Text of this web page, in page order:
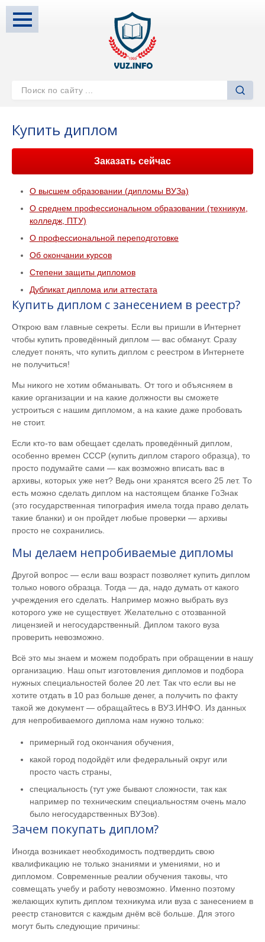
Купить диплом
Заказать сейчас
О высшем образовании (дипломы ВУЗа)
О среднем профессиональном образовании (техникум,
колледж, ПТУ)
О профессиональной переподготовке
Об окончании курсов
Степени защиты дипломов
Дубликат диплома или аттестата
Купить диплом с занесением в реестр?
Открою вам главные секреты. Если вы пришли в Интернет
чтобы купить проведённый диплом — вас обманут. Сразу
следует понять, что купить диплом с реестром в Интернете
не получиться!
Мы никого не хотим обманывать. От того и объясняем в
какие организации и на какие должности вы сможете
устроиться с нашим дипломом, а на какие даже пробовать
не стоит.
Если кто-то вам обещает сделать проведённый диплом,
особенно времен СССР (купить диплом старого образца), то
просто подумайте сами — как возможно вписать вас в
архивы, которых уже нет? Ведь они хранятся всего 25 лет. То
есть можно сделать диплом на настоящем бланке ГоЗнак
(это государственная типография имела тогда право делать
такие бланки) и он пройдет любые проверки — архивы
просто не сохранились.
Мы делаем непробиваемые дипломы
Другой вопрос — если ваш возраст позволяет купить диплом
только нового образца. Тогда — да, надо думать от какого
учреждения его сделать. Например можно выбрать вуз
которого уже не существует. Желательно с отозванной
лицензией и негосударственный. Диплом такого вуза
проверить невозможно.
Всё это мы знаем и можем подобрать при обращении в нашу
организацию. Наш опыт изготовления дипломов и подбора
нужных специальностей более 20 лет. Так что если вы не
хотите отдать в 10 раз больше денег, а получить по факту
такой же документ — обращайтесь в ВУЗ.ИНФО. Из данных
для непробиваемого диплома нам нужно только:
примерный год окончания обучения,
какой город подойдёт или федеральный округ или
просто часть страны,
специальность (тут уже бывают сложности, так как
например по техническим специальностям очень мало
было негосударственных ВУЗов).
Зачем покупать диплом?
Иногда возникает необходимость подтвердить свою
квалификацию не только знаниями и умениями, но и
дипломом. Современные реалии обучения таковы, что
совмещать учебу и работу невозможно. Именно поэтому
желающих купить диплом техникума или вуза с занесением в
реестр становится с каждым днём всё больше. Для этого
могут быть следующие причины: